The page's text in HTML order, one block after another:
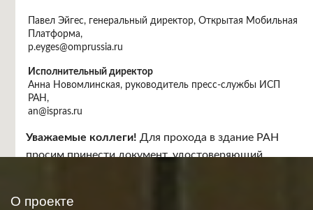
Павел Эйгес, генеральный директор, Открытая Мобильная
Платформа,
p.eyges@omprussia.ru
Исполнительный директор
Анна Новомлинская, руководитель пресс-службы ИСП
РАН,
an@ispras.ru
Место проведения
Уважаемые коллеги! Для прохода в здание РАН
просим принести документ, удостоверяющий
О проекте